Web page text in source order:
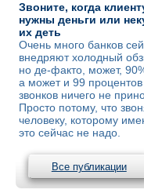
Звоните, когда
нужны деньги или
их деть
Очень много банков
внедряют холодный
но де-факто, может,
а может и 99 процентов
звонков ничего не
Просто потому, что
человеку, которому
это сейчас не надо.
Все публикации